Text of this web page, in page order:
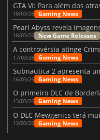
18/03/26 Gaming News
18/03/26 New Game Releases
17/03/26 Gaming News
16/03/26 Gaming News
13/03/26 Gaming News
O DLC Mewgenics terá
13/03/26 Gaming News